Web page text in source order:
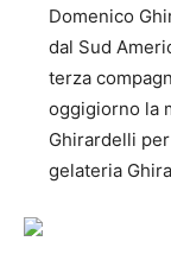
Domenico
dal Sud
terza
oggigiorno la
Ghirardelli
gelateria